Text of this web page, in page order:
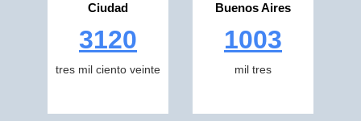
Ciudad
3120
tres mil ciento veinte
Buenos Aires
1003
mil tres